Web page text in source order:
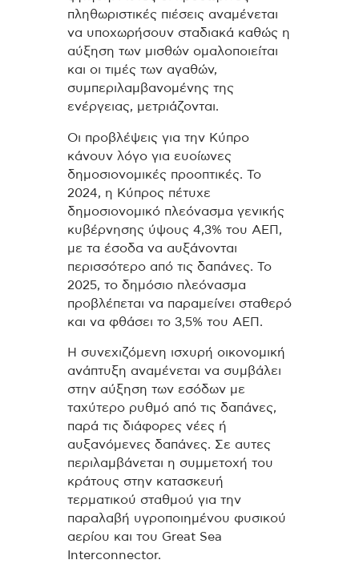
πληθωριστικές πιέσεις αναμένεται
να υποχωρήσουν σταδιακά καθώς η
αύξηση των μισθών ομαλοποιείται
και οι τιμές των αγαθών,
συμπεριλαμβανομένης της
ενέργειας, μετριάζονται.
Οι προβλέψεις για την Κύπρο
κάνουν λόγο για ευοίωνες
δημοσιονομικές προοπτικές. Το
2024, η Κύπρος πέτυχε
δημοσιονομικό πλεόνασμα γενικής
κυβέρνησης ύψους 4,3% του ΑΕΠ,
με τα έσοδα να αυξάνονται
περισσότερο από τις δαπάνες. Το
2025, το δημόσιο πλεόνασμα
προβλέπεται να παραμείνει σταθερό
και να φθάσει το 3,5% του ΑΕΠ.
Η συνεχιζόμενη ισχυρή οικονομική
ανάπτυξη αναμένεται να συμβάλει
στην αύξηση των εσόδων με
ταχύτερο ρυθμό από τις δαπάνες,
παρά τις διάφορες νέες ή
αυξανόμενες δαπάνες. Σε αυτες
περιλαμβάνεται η συμμετοχή του
κράτους στην κατασκευή
τερματικού σταθμού για την
παραλαβή υγροποιημένου φυσικού
αερίου και του Great Sea
Interconnector.